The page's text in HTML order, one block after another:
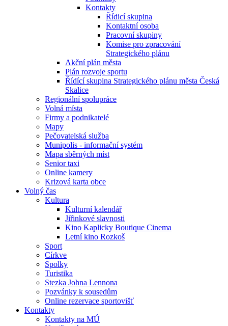
Kontakty
Řídicí skupina
Kontaktní osoba
Pracovní skupiny
Komise pro zpracování
Strategického plánu
Akční plán města
Plán rozvoje sportu
Řídící skupina Strategického plánu města Česká
Skalice
Regionální spolupráce
Volná místa
Firmy a podnikatelé
Mapy
Pečovatelská služba
Munipolis - informační systém
Mapa sběrných míst
Senior taxi
Online kamery
Krizová karta obce
Volný čas
Kultura
Kulturní kalendář
Jiřinkové slavnosti
Kino Kaplicky Boutique Cinema
Letní kino Rozkoš
Sport
Církve
Spolky
Turistika
Stezka Johna Lennona
Pozvánky k sousedům
Online rezervace sportovišť
Kontakty
Kontakty na MÚ